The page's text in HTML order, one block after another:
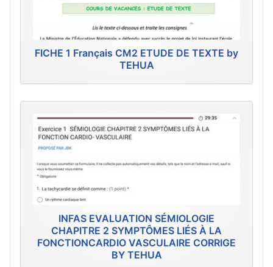
FICHE 1 Français CM2 ETUDE DE TEXTE by
TEHUA
INFAS EVALUATION SÉMIOLOGIE
CHAPITRE 2 SYMPTÔMES LIÉS À LA
FONCTIONCARDIO VASCULAIRE CORRIGE
BY TEHUA